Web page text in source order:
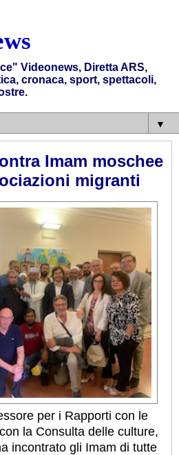
Videonews, Diretta ARS,
cronaca, sport, spettacoli,
▼
Imam moschee
migranti
per i Rapporti con le
la Consulta delle culture,
incontrato gli Imam di tutte